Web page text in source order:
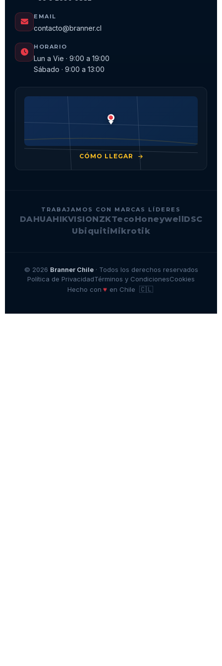
EMAIL
contacto@branner.cl
HORARIO
Lun a Vie · 9:00 a 19:00
Sábado · 9:00 a 13:00
CÓMO LLEGAR
TRABAJAMOS CON MARCAS LÍDERES
DAHUAHIKVISIONZKTecoHoneywellDSC
UbiquitiMikrotik
© 2026 Branner Chile· Todos los derechos reservados
Política de PrivacidadTérminos y CondicionesCookies
Hecho con♥ en Chile 🇨🇱